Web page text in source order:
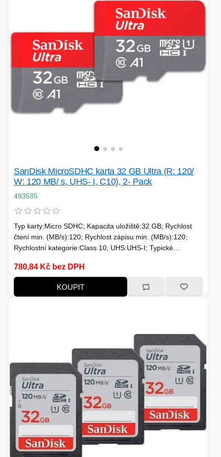
SanDisk MicroSDHC karta 32 GB Ultra (R: 120/
W: 120 MB/ s, UHS- I, C10), 2- Pack
493535
Typ karty:Micro SDHC; Kapacita uložiště:32 GB; Rychlost
čtení min. (MB/s):120; Rychlost zápisu min. (MB/s):120;
Rychlostní kategorie:Class 10; UHS:UHS-I; Typické
780,84 Kč bez DPH
KOUPIT